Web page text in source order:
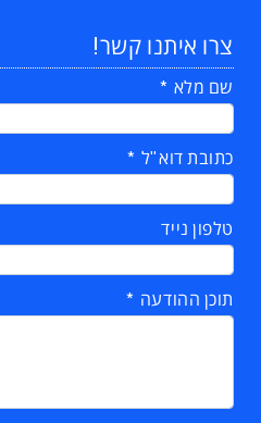
צרו איתנו קשר!
שם מלא
כתובת דוא"ל
טלפון נייד
תוכן ההודעה